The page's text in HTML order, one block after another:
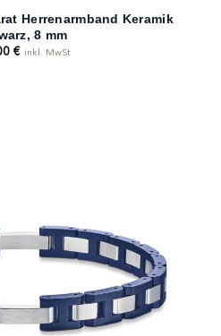
Herrenarmband Keramik
8 mm
€ inkl. MwSt